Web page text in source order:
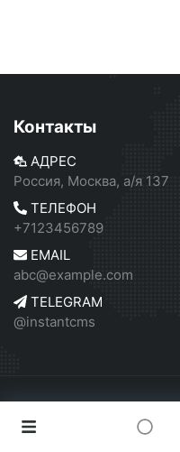
Контакты
АДРЕС
Россия, Москва, а/я 137
ТЕЛЕФОН
+7123456789
EMAIL
abc@example.com
TELEGRAM
@instantcms